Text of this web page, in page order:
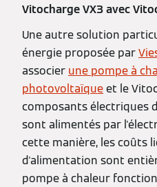
Vitocharge VX3 avec
Une autre solution
énergie proposée par
associer une pompe à
photovoltaïqueet le
composants électriques
sont alimentés par
cette manière, les coûts
d'alimentation sont
pompe à chaleur